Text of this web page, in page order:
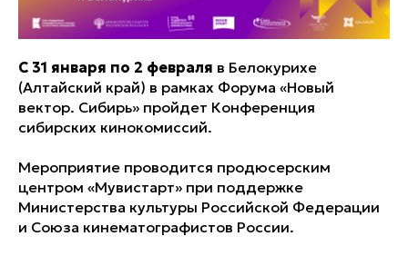
С 31 января по 2 февраля в Белокурихе
(Алтайский край) в рамках Форума «Новый
вектор. Сибирь» пройдет Конференция
сибирских кинокомиссий.
Мероприятие проводится продюсерским
центром «Мувистарт» при поддержке
Министерства культуры Российской Федерации
и Союза кинематографистов России.